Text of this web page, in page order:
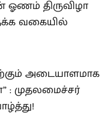
ஓணம் திருவிழா
வகையில்